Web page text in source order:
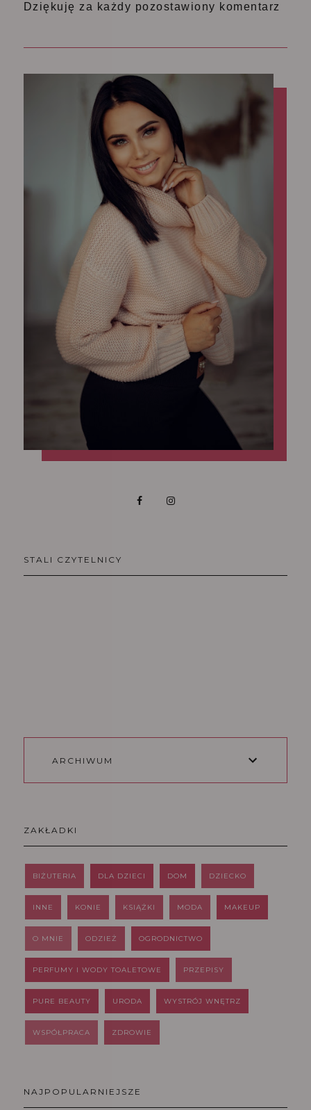
Dziękuję za każdy pozostawiony komentarz
STALI CZYTELNICY
ARCHIWUM
ZAKŁADKI
BIŻUTERIA DLA DZIECI DOM DZIECKO
INNE KONIE KSIĄŻKI MODA MAKEUP
O MNIE ODZIEŻ OGRODNICTWO
PERFUMY I WODY TOALETOWE PRZEPISY
PURE BEAUTY URODA WYSTRÓJ WNĘTRZ
WSPÓŁPRACA ZDROWIE
NAJPOPULARNIEJSZE